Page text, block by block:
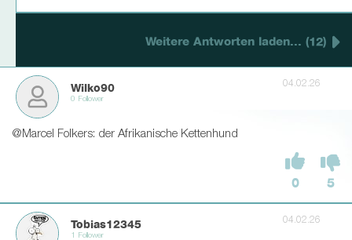
Weitere Antworten laden... (12)
Wilko90
0 Follower
04.02.26
@Marcel Folkers: der Afrikanische Kettenhund
0 5
Tobias12345
1 Follower
04.02.26